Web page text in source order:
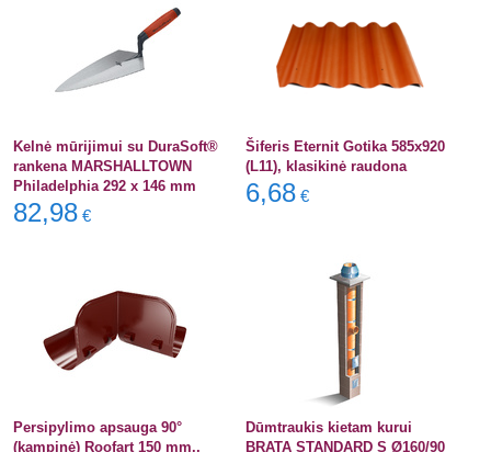
Kelnė mūrijimui su DuraSoft®
rankena MARSHALLTOWN
Philadelphia 292 x 146 mm
82,98 €
Šiferis Eternit Gotika 585x920
(L11), klasikinė raudona
6,68 €
Persipylimo apsauga 90°
(kampinė) Roofart 150 mm.,
Dūmtraukis kietam kurui
BRATA STANDARD S Ø160/90